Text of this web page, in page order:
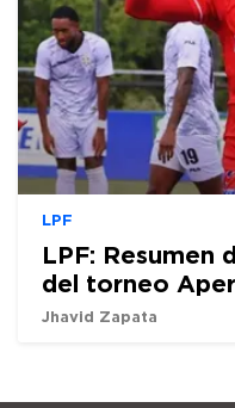
LPF
LPF: Resumen
del torneo
Jhavid Zapata